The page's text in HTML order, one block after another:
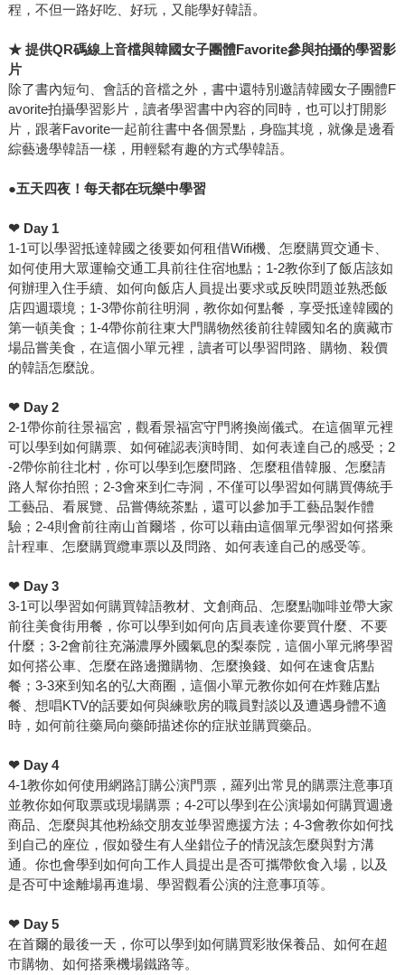
程，不但一路好吃、好玩，又能學好韓語。
★ 提供QR碼線上音檔與韓國女子團體Favorite參與拍攝的學習影
片
除了書內短句、會話的音檔之外，書中還特別邀請韓國女子團體F
avorite拍攝學習影片，讀者學習書中內容的同時，也可以打開影
片，跟著Favorite一起前往書中各個景點，身臨其境，就像是邊看
綜藝邊學韓語一樣，用輕鬆有趣的方式學韓語。
●五天四夜！每天都在玩樂中學習
❤Day 1
1-1可以學習抵達韓國之後要如何租借Wifi機、怎麼購買交通卡、
如何使用大眾運輸交通工具前往住宿地點；1-2教你到了飯店該如
何辦理入住手續、如何向飯店人員提出要求或反映問題並熟悉飯
店四週環境；1-3帶你前往明洞，教你如何點餐，享受抵達韓國的
第一頓美食；1-4帶你前往東大門購物然後前往韓國知名的廣藏市
場品嘗美食，在這個小單元裡，讀者可以學習問路、購物、殺價
的韓語怎麼說。
❤Day 2
2-1帶你前往景福宮，觀看景福宮守門將換崗儀式。在這個單元裡
可以學到如何購票、如何確認表演時間、如何表達自己的感受；2
-2帶你前往北村，你可以學到怎麼問路、怎麼租借韓服、怎麼請
路人幫你拍照；2-3會來到仁寺洞，不僅可以學習如何購買傳統手
工藝品、看展覽、品嘗傳統茶點，還可以參加手工藝品製作體
驗；2-4則會前往南山首爾塔，你可以藉由這個單元學習如何搭乘
計程車、怎麼購買纜車票以及問路、如何表達自己的感受等。
❤Day 3
3-1可以學習如何購買韓語教材、文創商品、怎麼點咖啡並帶大家
前往美食街用餐，你可以學到如何向店員表達你要買什麼、不要
什麼；3-2會前往充滿濃厚外國氣息的梨泰院，這個小單元將學習
如何搭公車、怎麼在路邊攤購物、怎麼換錢、如何在速食店點
餐；3-3來到知名的弘大商圈，這個小單元教你如何在炸雞店點
餐、想唱KTV的話要如何與練歌房的職員對談以及遭遇身體不適
時，如何前往藥局向藥師描述你的症狀並購買藥品。
❤Day 4
4-1教你如何使用網路訂購公演門票，羅列出常見的購票注意事項
並教你如何取票或現場購票；4-2可以學到在公演場如何購買週邊
商品、怎麼與其他粉絲交朋友並學習應援方法；4-3會教你如何找
到自己的座位，假如發生有人坐錯位子的情況該怎麼與對方溝
通。你也會學到如何向工作人員提出是否可攜帶飲食入場，以及
是否可中途離場再進場、學習觀看公演的注意事項等。
❤Day 5
在首爾的最後一天，你可以學到如何購買彩妝保養品、如何在超
市購物、如何搭乘機場鐵路等。